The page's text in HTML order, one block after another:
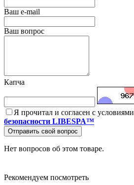
Ваш e-mail
Ваш вопрос
Капча
Я прочитал и согласен с условиями
безопасности LIBESPA™
Отправить свой вопрос
Нет вопросов об этом товаре.
Рекомендуем посмотреть